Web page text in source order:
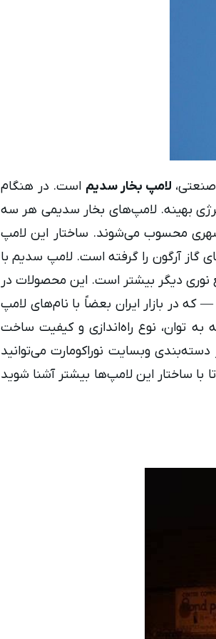
لامپ بخار سدیم است. در هنگام
بهینه. لامپ‌های بخار سدیمی هر سه
شهری محسوب می‌شوند. ساختار این لامپ
گاز آرگون را گرفته است. لامپ سدیم با
نوری دیگر بیشتر است. این محصولات در
در بازار ایران بعضاً با نام‌های لامپ
توان، نوع راه‌اندازی و کیفیت ساخت
وبسایت نوراکومارت می‌توانید
با ساختار این لامپ‌ها بیشتر آشنا شوید